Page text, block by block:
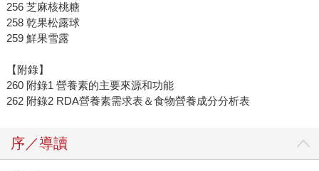
256 芝麻核桃糖
258 乾果松露球
259 鮮果雪露
【附錄】
260 附錄1 營養素的主要來源和功能
262 附錄2 RDA營養素需求表＆食物營養成分分析表
序／導讀